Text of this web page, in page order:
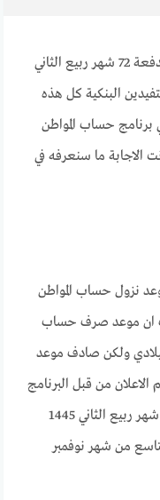
كم باقي على موعد نزول حساب المواطن الدفعة 72 شهر ربيع الثاني
البنكية كل هذه
برنامج حساب المواطن
الاجابة ما سنعرفه في
نزول حساب المواطن
ان موعد صرف حساب
ولكن صادف موعد
من قبل البرنامج
عن تبكير موعد نزول حساب المواطن دفعة شهر ربيع الثاني 1445
من شهر نوفمبر